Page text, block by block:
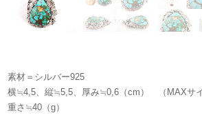
素材＝シルバー925
横≒4,5、縦≒5,5、厚み≒0,6（cm） （MAXサイ
重さ≒40（g）